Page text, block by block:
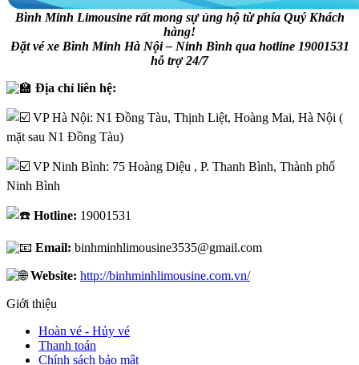
Bình Minh Limousine rất mong sự ủng hộ từ phía Quý Khách
hàng!
Đặt vé xe Bình Minh Hà Nội – Ninh Bình qua hotline 19001531
hỗ trợ 24/7
Địa chỉ liên hệ:
VP Hà Nội: N1 Đồng Tàu, Thịnh Liệt, Hoàng Mai, Hà Nội (
mặt sau N1 Đồng Tàu)
VP Ninh Bình: 75 Hoàng Diệu , P. Thanh Bình, Thành phố
Ninh Bình
Hotline: 19001531
Email: binhminhlimousine3535@gmail.com
Website: http://binhminhlimousine.com.vn/
Giới thiệu
Hoàn vé - Hủy vé
Thanh toán
Chính sách bảo mật